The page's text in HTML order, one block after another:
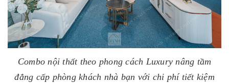
Combo nội thất theo phong cách Luxury nâng tầm
đẳng cấp phòng khách nhà bạn với chi phí tiết kiệm